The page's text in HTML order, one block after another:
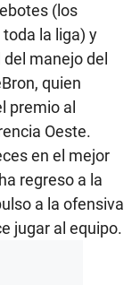
(los
la liga) y
manejo del
quien
premio al
Oeste.
en el mejor
regreso a la
a la ofensiva
jugar al equipo.